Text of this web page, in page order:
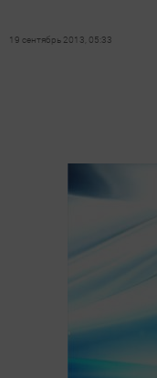
19 сентябрь 2013, 05:33